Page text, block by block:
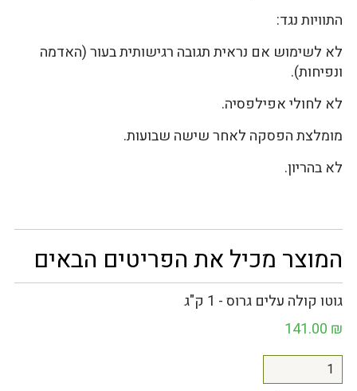
התוויות נגד:
לא לשימוש אם נראית תגובה רגישותית בעור (האדמה
ונפיחות).
לא לחולי אפילפסיה.
מומלצת הפסקה לאחר שישה שבועות.
לא בהריון.
המוצר מכיל את הפריטים הבאים
גוטו קולה עלים גרוס - 1 ק"ג
141.00 ₪